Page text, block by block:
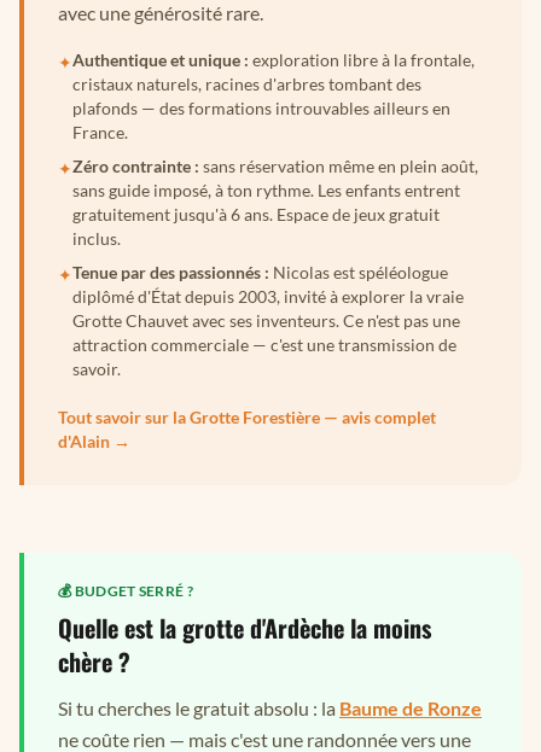
avec une générosité rare.
✦Authentique et unique : exploration libre à la frontale,
cristaux naturels, racines d'arbres tombant des
plafonds — des formations introuvables ailleurs en
France.
✦Zéro contrainte : sans réservation même en plein août,
sans guide imposé, à ton rythme. Les enfants entrent
gratuitement jusqu'à 6 ans. Espace de jeux gratuit
inclus.
✦Tenue par des passionnés : Nicolas est spéléologue
diplômé d'État depuis 2003, invité à explorer la vraie
Grotte Chauvet avec ses inventeurs. Ce n'est pas une
attraction commerciale — c'est une transmission de
savoir.
Tout savoir sur la Grotte Forestière — avis complet
d'Alain →
💰 BUDGET SERRÉ ?
Quelle est la grotte d'Ardèche la moins
chère ?
Si tu cherches le gratuit absolu : la Baume de Ronze
ne coûte rien — mais c'est une randonnée vers une